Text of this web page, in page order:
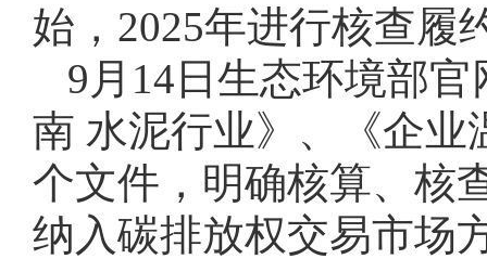
始，2025年进行核查履
9月14日生态环境部
南 水泥行业》、《企业
个文件，明确核算、核
纳入碳排放权交易市场